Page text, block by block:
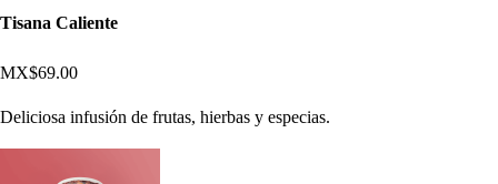
Tisana Caliente
MX$69.00
Deliciosa infusión de frutas, hierbas y especias.